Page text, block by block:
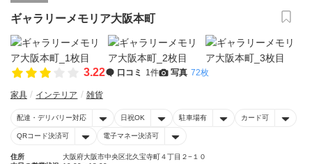
ギャラリーメモリア大阪本町
3.22 口コミ 1件 写真 72枚
家具 インテリア 雑貨
配達・デリバリー対応 日祝OK 駐車場有 カード可
QRコード決済可 電子マネー決済可
住所
大阪府大阪市中央区北久宝寺町４丁目２−１０